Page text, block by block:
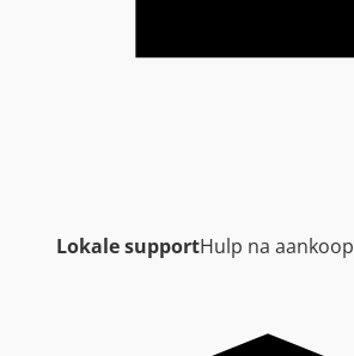
Lokale supportHulp na aankoop